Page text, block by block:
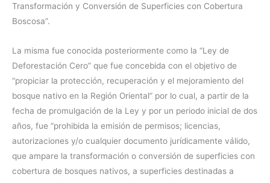
Transformación y Conversión de Superficies con Cobertura
Boscosa”.
La misma fue conocida posteriormente como la “Ley de
Deforestación Cero” que fue concebida con el objetivo de
“propiciar la protección, recuperación y el mejoramiento del
bosque nativo en la Región Oriental” por lo cual, a partir de la
fecha de promulgación de la Ley y por un periodo inicial de dos
años, fue “prohibida la emisión de permisos; licencias,
autorizaciones y/o cualquier documento jurídicamente válido,
que ampare la transformación o conversión de superficies con
cobertura de bosques nativos, a superficies destinadas a